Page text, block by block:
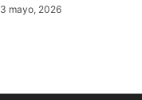
3 mayo, 2026